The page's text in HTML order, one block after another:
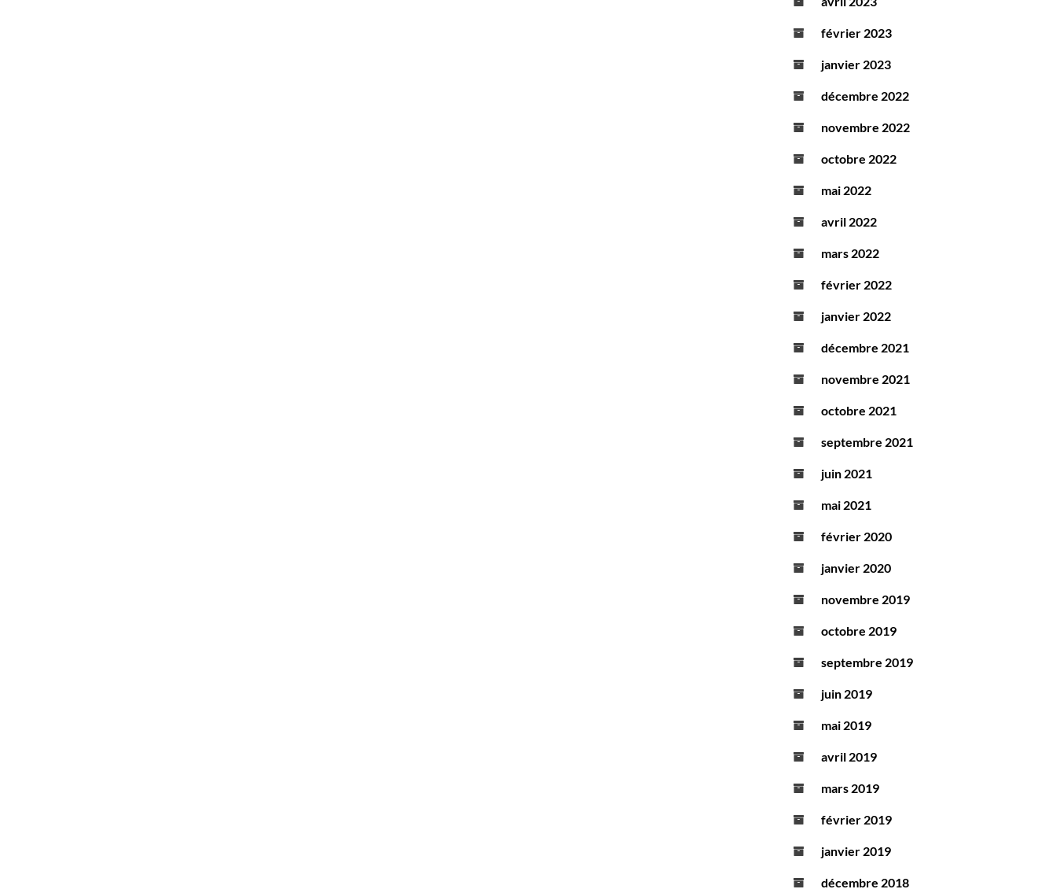
février 2023
janvier 2023
décembre 2022
novembre 2022
octobre 2022
mai 2022
avril 2022
mars 2022
février 2022
janvier 2022
décembre 2021
novembre 2021
octobre 2021
septembre 2021
juin 2021
mai 2021
février 2020
janvier 2020
novembre 2019
octobre 2019
septembre 2019
juin 2019
mai 2019
avril 2019
mars 2019
février 2019
janvier 2019
décembre 2018